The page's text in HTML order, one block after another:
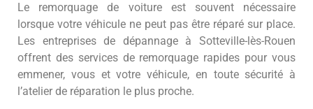
Le remorquage de voiture est souvent nécessaire
lorsque votre véhicule ne peut pas être réparé sur place.
Les entreprises de dépannage à Sotteville-lès-Rouen
offrent des services de remorquage rapides pour vous
emmener, vous et votre véhicule, en toute sécurité à
l’atelier de réparation le plus proche.